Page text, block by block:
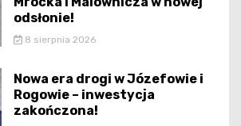
odsłonie!
8 sierpnia 2026
Nowa era drogi w Józefowie i
Rogowie – inwestycja
zakończona!